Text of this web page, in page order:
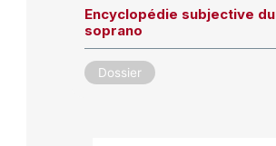
Encyclopédie subjective du
soprano
Dossier